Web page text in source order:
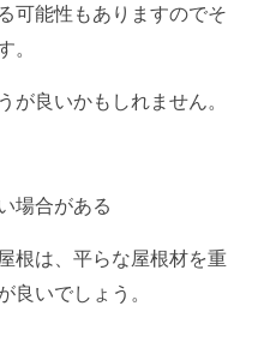
可能性もありますのでそ
。
が良いかもしれません。
場合がある
根は、平らな屋根材を重
良いでしょう。